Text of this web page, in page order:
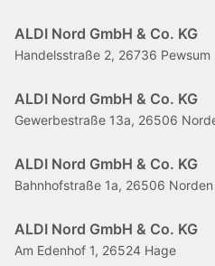
ALDI Nord GmbH & Co. KG
Handelsstraße 2, 26736 Pewsum
ALDI Nord GmbH & Co. KG
Gewerbestraße 13a, 26506
ALDI Nord GmbH & Co. KG
Bahnhofstraße 1a, 26506 Norden
ALDI Nord GmbH & Co. KG
Am Edenhof 1, 26524 Hage